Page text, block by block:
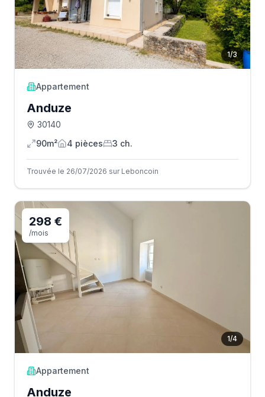
1/3
Appartement
Anduze
30140
90m²
4 pièces 3 ch.
Trouvée le 26/07/2026 sur Leboncoin
1/4
298 €
/mois
Appartement
Anduze